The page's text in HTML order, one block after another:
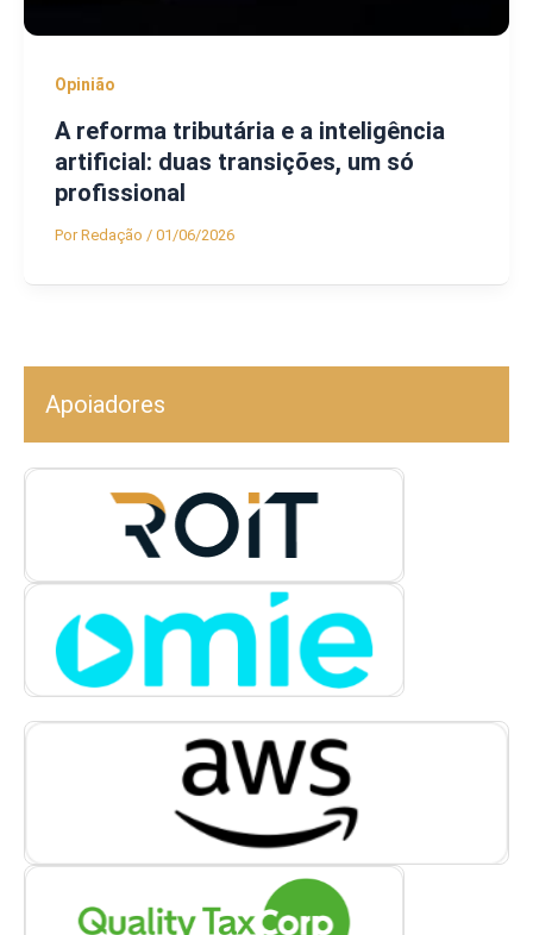
Opinião
A reforma tributária e a inteligência
artificial: duas transições, um só
profissional
PorRedação / 01/06/2026
Apoiadores